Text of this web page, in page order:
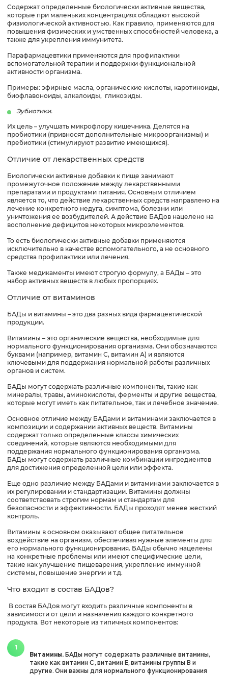
Содержат определенные биологически активные вещества,
которые при маленьких концентрациях обладают высокой
физиологической активностью. Как правило, применяются для
повышения физических и умственных способностей человека, а
также для укрепления иммунитета.
Парафармацевтики применяются для профилактики
вспомогательной терапии и поддержки функциональной
активности организма.
Примеры: эфирные масла, органические кислоты, каротиноиды,
биофлавоноиды, алкалоиды, гликозиды.
Эубиотики.
Их цель – улучшать микрофлору кишечника. Делятся на
пробиотики (привносят дополнительные микроорганизмы) и
пребиотики (стимулируют развитие имеющихся).
Отличие от лекарственных средств
Биологически активные добавки к пище занимают
промежуточное положение между лекарственными
препаратами и продуктами питания. Основным отличием
является то, что действие лекарственных средств направлено на
лечение конкретного недуга, симптома, болезни или
уничтожения ее возбудителей. А действие БАДов нацелено на
восполнение дефицитов некоторых микроэлементов.
То есть биологически активные добавки применяются
исключительно в качестве вспомогательного, а не основного
средства профилактики или лечения.
Также медикаменты имеют строгую формулу, а БАДы – это
набор активных веществ в любых пропорциях.
Отличие от витаминов
БАДы и витамины – это два разных вида фармацевтической
продукции.
Витамины – это органические вещества, необходимые для
нормального функционирования организма. Они обозначаются
буквами (например, витамин С, витамин А) и являются
ключевыми для поддержания нормальной работы различных
органов и систем.
БАДы могут содержать различные компоненты, такие как
минералы, травы, аминокислоты, ферменты и другие вещества,
которые могут иметь как питательное, так и лечебное значение.
Основное отличие между БАДами и витаминами заключается в
композиции и содержании активных веществ. Витамины
содержат только определенные классы химических
соединений, которые являются необходимыми для
поддержания нормального функционирования организма.
БАДы могут содержать различные комбинации ингредиентов
для достижения определенной цели или эффекта.
Еще одно различие между БАДами и витаминами заключается в
их регулировании и стандартизации. Витамины должны
соответствовать строгим нормам и стандартам для
безопасности и эффективности. БАДы проходят менее жесткий
контроль.
Витамины в основном оказывают общее питательное
воздействие на организм, обеспечивая нужные элементы для
его нормального функционирования. БАДы обычно нацелены
на конкретные проблемы или имеют специфические цели,
такие как улучшение пищеварения, укрепление иммунной
системы, повышение энергии и т.д.
Что входит в состав БАДов?
В состав БАДов могут входить различные компоненты в
зависимости от цели и назначения каждого конкретного
продукта. Вот некоторые из типичных компонентов:
Витамины. БАДы могут содержать различные витамины,
такие как витамин С, витамин Е, витамины группы В и
другие. Они важны для нормального функционирования